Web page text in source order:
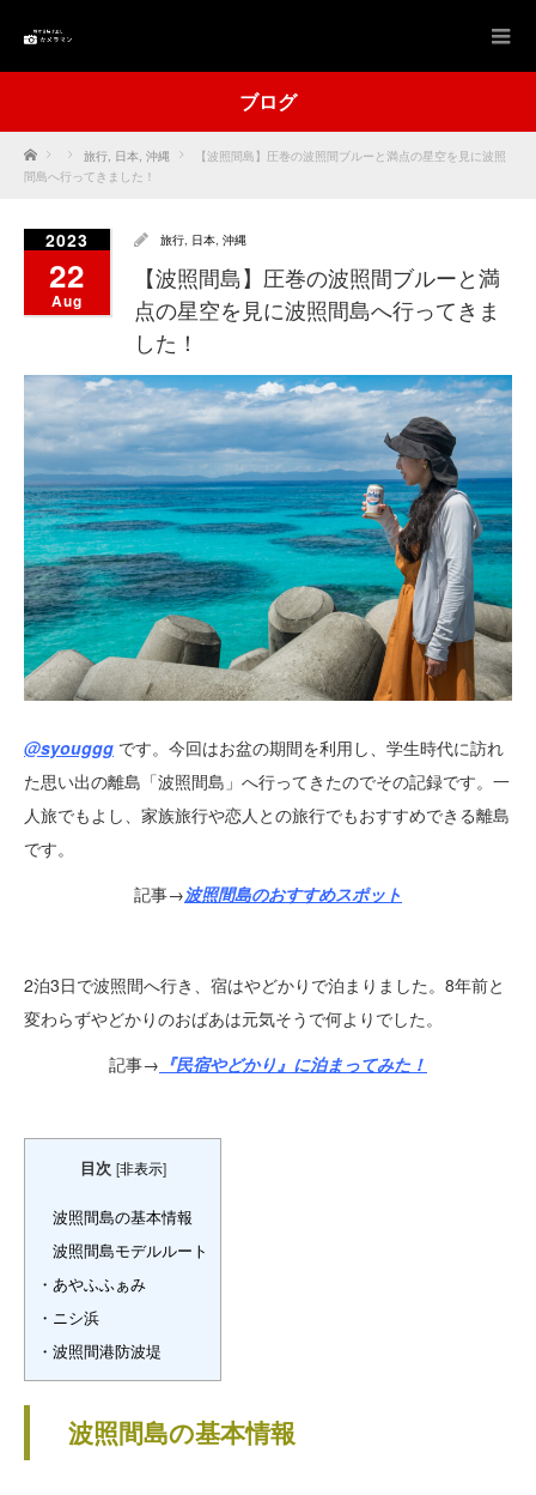
ブログ
Home 旅行, 日本, 沖縄
【波照間島】圧巻の波照間ブルーと満点の星空を見に波照
間島へ行ってきました！
2023
22
Aug
旅行, 日本, 沖縄
【波照間島】圧巻の波照間ブルーと満
点の星空を見に波照間島へ行ってきま
した！
@syouggg です。今回はお盆の期間を利用し、学生時代に訪れ
た思い出の離島「波照間島」へ行ってきたのでその記録です。一
人旅でもよし、家族旅行や恋人との旅行でもおすすめできる離島
です。
記事→波照間島のおすすめスポット
2泊3日で波照間へ行き、宿はやどかりで泊まりました。8年前と
変わらずやどかりのおばあは元気そうで何よりでした。
記事→ 『民宿やどかり』に泊まってみた！
目次 [非表示]
波照間島の基本情報
波照間島モデルルート
・あやふふぁみ
・ニシ浜
・波照間港防波堤
波照間島の基本情報